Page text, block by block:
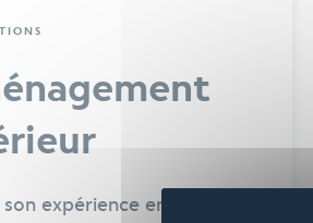
expérience en